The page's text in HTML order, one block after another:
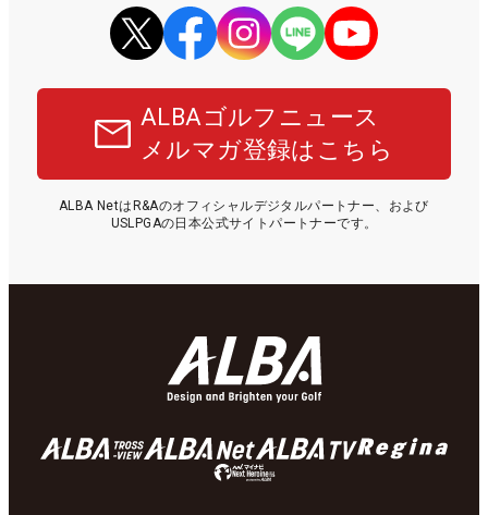
ALBAゴルフニュース
メルマガ登録はこちら
ALBA NetはR&Aのオフィシャルデジタルパートナー、および
USLPGAの日本公式サイトパートナーです。